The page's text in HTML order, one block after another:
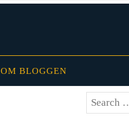
OM BLOGGEN
Search